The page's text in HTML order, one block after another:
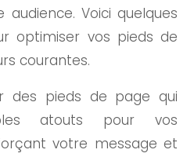
Voici quelques
optimiser vos pieds de
courantes.
des pieds de page qui
atouts pour vos
votre message et